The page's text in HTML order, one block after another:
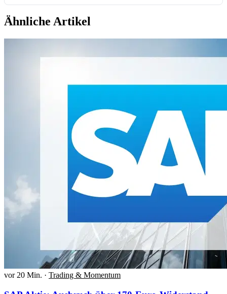
Ähnliche Artikel
vor 20 Min. · Trading & Momentum